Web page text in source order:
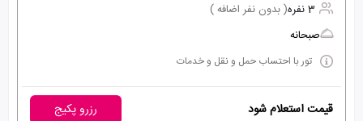
3 نفره
( بدون نفر اضافه )
صبحانه
تور با احتساب حمل و نقل و خدمات
قیمت استعلام شود رزرو پکیج